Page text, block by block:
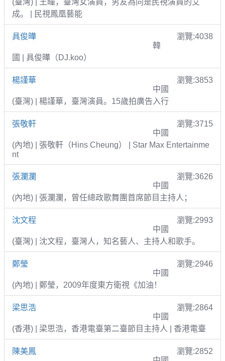
成。 | 民視鳳凰藝能
具俊曄
瀏覽:4038
韓
國 | 具俊曄（DJ.koo）
楊謹華
瀏覽:3853
中國
(臺灣) | 楊謹華，臺灣演員。15歲拍廣告入行
張敬軒
瀏覽:3715
中國
(內地) | 張敬軒（Hins Cheung） | Star Max Entertainme
nt
張瀾瀾
瀏覽:3626
中國
(內地) | 張瀾瀾，曾任總政歌舞團首席節目主持人；
沈文程
瀏覽:2993
中國
(臺灣) | 沈文程，臺灣人，知名藝人、主持人和歌手。
鄭瑩
瀏覽:2946
中國
(內地) | 鄭瑩，2009年度東方衛視《加油！
梁思浩
瀏覽:2864
中國
(香港) | 梁思浩，香港電臺第二臺節目主持人 | 香港電臺
陳美鳳
瀏覽:2852